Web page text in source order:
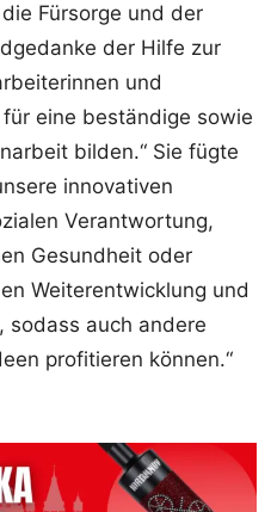
Fürsorge und der
der Hilfe zur
und
eine beständige sowie
bilden.“ Sie fügte
innovativen
Verantwortung,
Gesundheit oder
Weiterentwicklung und
sodass auch andere
profitieren können.“